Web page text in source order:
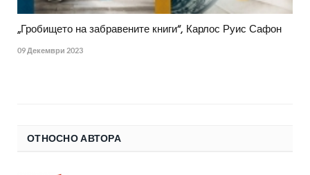
„Гробището на забравените книги“, Карлос Руис Сафон
09 Декември 2023
ОТНОСНО АВТОРА